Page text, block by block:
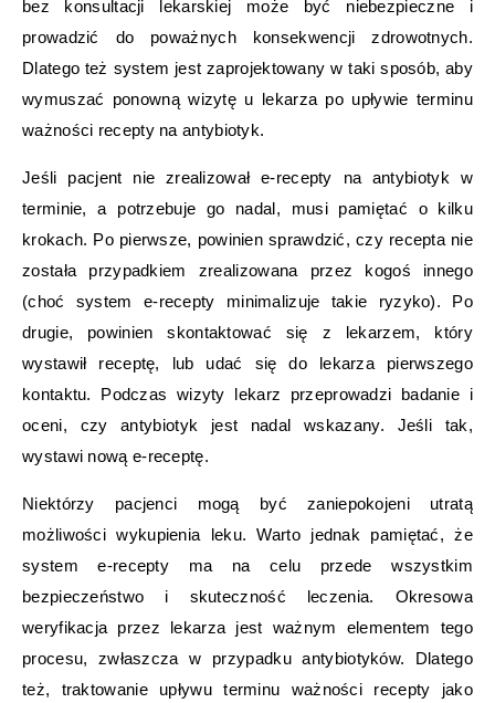
bez konsultacji lekarskiej może być niebezpieczne i
prowadzić do poważnych konsekwencji zdrowotnych.
Dlatego też system jest zaprojektowany w taki sposób, aby
wymuszać ponowną wizytę u lekarza po upływie terminu
ważności recepty na antybiotyk.
Jeśli pacjent nie zrealizował e-recepty na antybiotyk w
terminie, a potrzebuje go nadal, musi pamiętać o kilku
krokach. Po pierwsze, powinien sprawdzić, czy recepta nie
została przypadkiem zrealizowana przez kogoś innego
(choć system e-recepty minimalizuje takie ryzyko). Po
drugie, powinien skontaktować się z lekarzem, który
wystawił receptę, lub udać się do lekarza pierwszego
kontaktu. Podczas wizyty lekarz przeprowadzi badanie i
oceni, czy antybiotyk jest nadal wskazany. Jeśli tak,
wystawi nową e-receptę.
Niektórzy pacjenci mogą być zaniepokojeni utratą
możliwości wykupienia leku. Warto jednak pamiętać, że
system e-recepty ma na celu przede wszystkim
bezpieczeństwo i skuteczność leczenia. Okresowa
weryfikacja przez lekarza jest ważnym elementem tego
procesu, zwłaszcza w przypadku antybiotyków. Dlatego
też, traktowanie upływu terminu ważności recepty jako